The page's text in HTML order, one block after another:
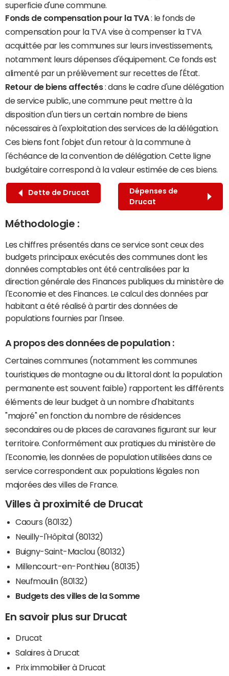
superficie d'une commune.
Fonds de compensation pour la TVA: le fonds de
compensation pour la TVA vise à compenser la TVA
acquittée par les communes sur leurs investissements,
notamment leurs dépenses d'équipement. Ce fonds est
alimenté par un prélèvement sur recettes de l'État.
Retour de biens affectés: dans le cadre d'une délégation
de service public, une commune peut mettre à la
disposition d'un tiers un certain nombre de biens
nécessaires à l'exploitation des services de la délégation.
Ces biens font l'objet d'un retour à la commune à
l'échéance de la convention de délégation. Cette ligne
budgétaire correspond à la valeur estimée de ces biens.
Dette de Drucat
Dépenses de
Drucat
Méthodologie :
Les chiffres présentés dans ce service sont ceux des
budgets principaux exécutés des communes dont les
données comptables ont été centralisées par la
direction générale des Finances publiques du ministère de
l'Economie et des Finances. Le calcul des données par
habitant a été réalisé à partir des données de
populations fournies par l'Insee.
A propos des données de population :
Certaines communes (notamment les communes
touristiques de montagne ou du littoral dont la population
permanente est souvent faible) rapportent les différents
éléments de leur budget à un nombre d'habitants
"majoré" en fonction du nombre de résidences
secondaires ou de places de caravanes figurant sur leur
territoire. Conformément aux pratiques du ministère de
l'Economie, les données de population utilisées dans ce
service correspondent aux populations légales non
majorées des villes de France.
Villes à proximité de Drucat
Caours (80132)
Neuilly-l'Hôpital (80132)
Buigny-Saint-Maclou (80132)
Millencourt-en-Ponthieu (80135)
Neufmoulin (80132)
Budgets des villes de la Somme
En savoir plus sur Drucat
Drucat
Salaires à Drucat
Prix immobilier à Drucat